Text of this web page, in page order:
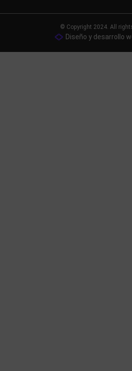
© Copyright 2024. All
Diseño y desarrollo